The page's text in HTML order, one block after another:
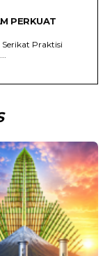
PERKUAT
Praktisi